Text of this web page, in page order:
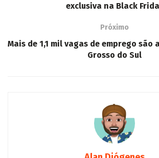
exclusiva na Black
Próximo
Mais de 1,1 mil vagas de emprego são
Grosso do Sul